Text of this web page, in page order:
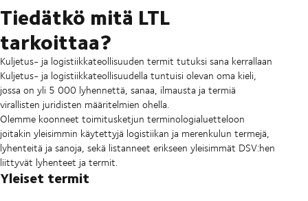
Tiedätkö mitä LTL
tarkoittaa?
Kuljetus- ja logistiikkateollisuuden termit tutuksi sana kerrallaan
Kuljetus- ja logistiikkateollisuudella tuntuisi olevan oma kieli,
jossa on yli 5 000 lyhennettä, sanaa, ilmausta ja termiä
virallisten juridisten määritelmien ohella.
Olemme koonneet toimitusketjun terminologialuetteloon
joitakin yleisimmin käytettyjä logistiikan ja merenkulun termejä,
lyhenteitä ja sanoja, sekä listanneet erikseen yleisimmät DSV:hen
liittyvät lyhenteet ja termit.
Yleiset termit